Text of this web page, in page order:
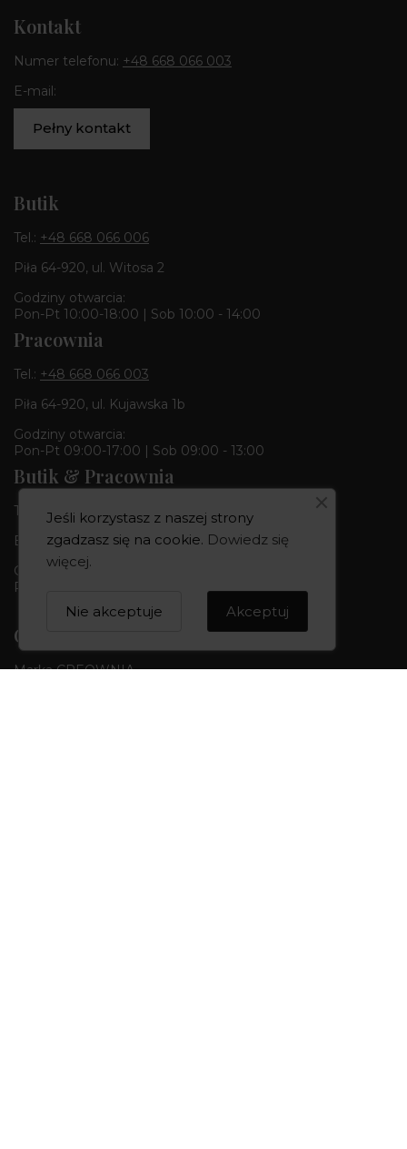
Kontakt
Numer telefonu: +48 668 066 003
E-mail:
Pełny kontakt
Butik
Tel.: +48 668 066 006
Piła 64-920, ul. Witosa 2
Godziny otwarcia:
Pon-Pt 10:00-18:00 | Sob 10:00 - 14:00
Pracownia
Tel.: +48 668 066 003
Piła 64-920, ul. Kujawska 1b
Godziny otwarcia:
Pon-Pt 09:00-17:00 | Sob 09:00 - 13:00
Butik & Pracownia
Tel.:
+48 668 680 727
Bydgoszcz 85-010, ul. Dworcowa 6
Godziny otwarcia:
Pon-Pt 10:00-18:00 | Sob 10:00 - 14:00
CREOWNIA
Marka CREOWNIA
Jeśli korzystasz z naszej strony
zgadzasz się na cookie. Dowiedz się
więcej.
Akceptuj
Nie akceptuje